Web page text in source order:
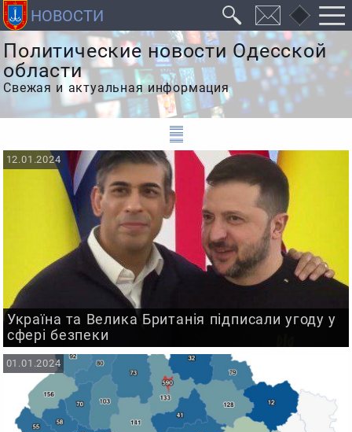
Политические новости Одесской
области
Свежая и актуальная информация
Україна та Велика Британія підписали угоду у
сфері безпеки
12.01.2024
01.01.2024